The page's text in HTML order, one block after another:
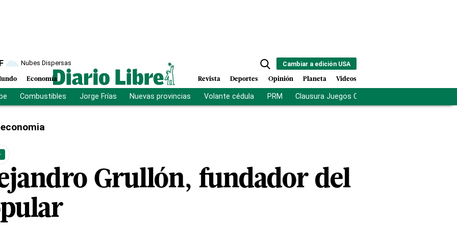
Nubes Dispersas
Economía
Cambiar a edición USA
Revista Deportes Opinión Planeta Videos
Combustibles Jorge Frías Nuevas provincias Volante cédula PRM Clausura Juegos Centroamericanos
economia
Grullón, fundador del